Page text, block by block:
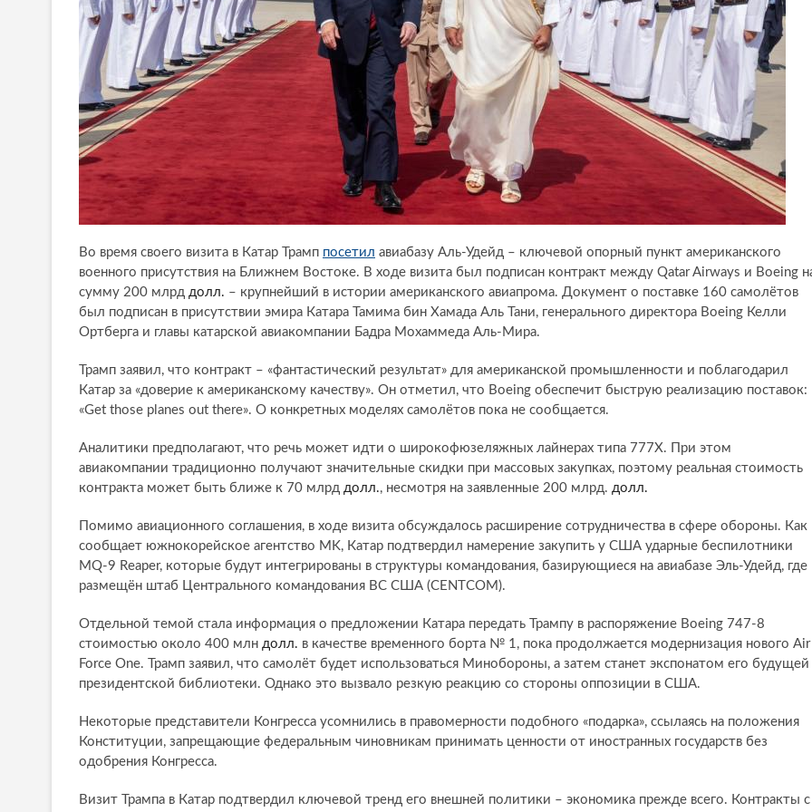
Во время своего визита в Катар Трамп посетил авиабазу Аль-Удейд – ключевой опорный пункт американского
военного присутствия на Ближнем Востоке. В ходе визита был подписан контракт между Qatar Airways и Boeing
сумму 200 млрд долл. – крупнейший в истории американского авиапрома. Документ о поставке 160 самолётов
был подписан в присутствии эмира Катара Тамима бин Хамада Аль Тани, генерального директора Boeing Келли
Ортберга и главы катарской авиакомпании Бадра Мохаммеда Аль-Мира.
Трамп заявил, что контракт – «фантастический результат» для американской промышленности и поблагодарил
Катар за «доверие к американскому качеству». Он отметил, что Boeing обеспечит быструю реализацию поставок:
«Get those planes out there». О конкретных моделях самолётов пока не сообщается.
Аналитики предполагают, что речь может идти о широкофюзеляжных лайнерах типа 777X. При этом
авиакомпании традиционно получают значительные скидки при массовых закупках, поэтому реальная стоимость
контракта может быть ближе к 70 млрд долл., несмотря на заявленные 200 млрд. долл.
Помимо авиационного соглашения, в ходе визита обсуждалось расширение сотрудничества в сфере обороны. Как
сообщает южнокорейское агентство MK, Катар подтвердил намерение закупить у США ударные беспилотники
MQ-9 Reaper, которые будут интегрированы в структуры командования, базирующиеся на авиабазе Эль-Удейд, где
размещён штаб Центрального командования ВС США (CENTCOM).
Отдельной темой стала информация о предложении Катара передать Трампу в распоряжение Boeing 747-8
стоимостью около 400 млн долл. в качестве временного борта № 1, пока продолжается модернизация нового Air
Force One. Трамп заявил, что самолёт будет использоваться Минобороны, а затем станет экспонатом его будущей
президентской библиотеки. Однако это вызвало резкую реакцию со стороны оппозиции в США.
Некоторые представители Конгресса усомнились в правомерности подобного «подарка», ссылаясь на положения
Конституции, запрещающие федеральным чиновникам принимать ценности от иностранных государств без
одобрения Конгресса.
Визит Трампа в Катар подтвердил ключевой тренд его внешней политики – экономика прежде всего. Контракты с